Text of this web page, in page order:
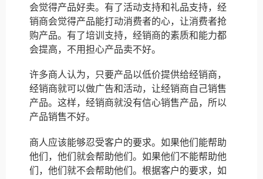
会觉得产品好卖。有了活动支持和礼品支持，经
销商会觉得产品能打动消费者的心，让消费者抢
购产品。有了培训支持，经销商的素质和能力都
会提高，不用担心产品卖不好。
许多商人认为，只要产品以低价提供给经销商，
经销商就可以做广告和活动，让经销商自己销售
产品。这样，经销商就没有信心销售产品，所以
产品销售不好。
商人应该能够忍受客户的要求。如果他们能帮助
他们，他们就会帮助他们。如果他们不能帮助他
们，他们就不会帮助他们。根据客户的要求，如